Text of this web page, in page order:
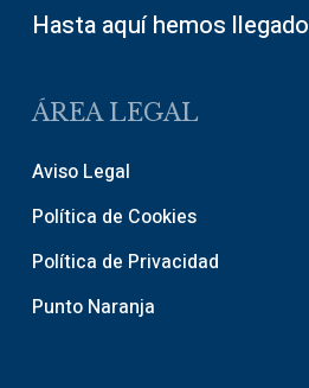
Hasta aquí hemos llegado
ÁREA LEGAL
Aviso Legal
Política de Cookies
Política de Privacidad
Punto Naranja